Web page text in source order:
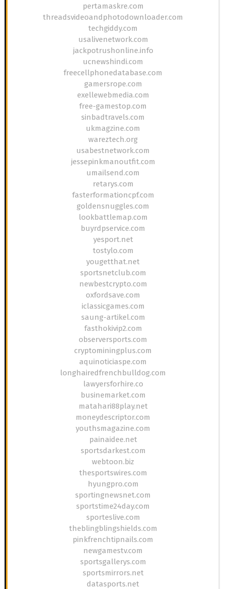
pertamaskre.com
threadsvideoandphotodownloader.com
techgiddy.com
usalivenetwork.com
jackpotrushonline.info
ucnewshindi.com
freecellphonedatabase.com
gamersrope.com
exellewebmedia.com
free-gamestop.com
sinbadtravels.com
ukmagzine.com
wareztech.org
usabestnetwork.com
jessepinkmanoutfit.com
umailsend.com
retarys.com
fasterformationcpf.com
goldensnuggles.com
lookbattlemap.com
buyrdpservice.com
yesport.net
tostylo.com
yougetthat.net
sportsnetclub.com
newbestcrypto.com
oxfordsave.com
iclassicgames.com
saung-artikel.com
fasthokivip2.com
observersports.com
cryptominingplus.com
aquinoticiaspe.com
longhairedfrenchbulldog.com
lawyersforhire.co
businemarket.com
matahari88play.net
moneydescriptor.com
youthsmagazine.com
painaidee.net
sportsdarkest.com
webtoon.biz
thesportswires.com
hyungpro.com
sportingnewsnet.com
sportstime24day.com
sporteslive.com
theblingblingshields.com
pinkfrenchtipnails.com
newgamestv.com
sportsgallerys.com
sportsmirrors.net
datasports.net